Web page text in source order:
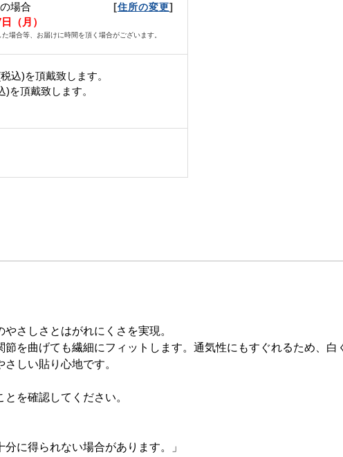
場合 [住所の変更]
（月）
場合等、お届けに時間を頂く場合がございます。
込)を頂戴致します。
を頂戴致します。
さしさとはがれにくさを実現。
を曲げても繊細にフィットします。通気性にもすぐれるため、白
しい貼り心地です。
を確認してください。
に得られない場合があります。」